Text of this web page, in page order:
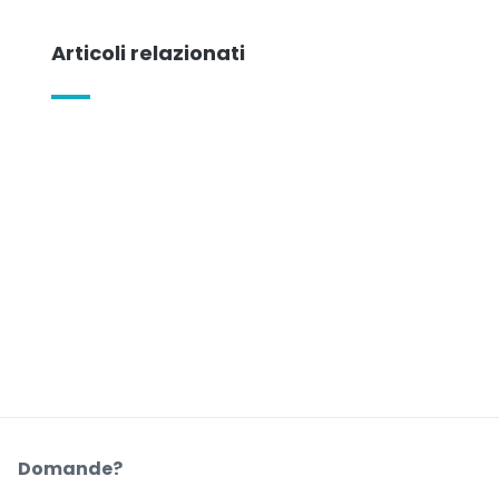
Articoli relazionati
Domande?